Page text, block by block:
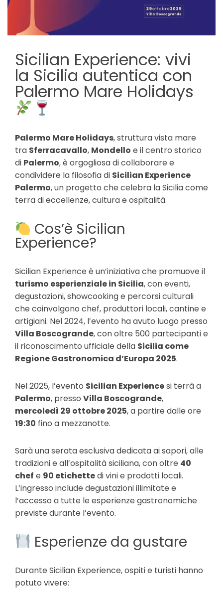
Sicilian Experience: vivi
la Sicilia autentica con
Palermo Mare Holidays
Palermo Mare Holidays, struttura vista mare
tra Sferracavallo, Mondello e il centro storico
di Palermo, è orgogliosa di collaborare e
condividere la filosofia di Sicilian Experience
Palermo, un progetto che celebra la Sicilia come
terra di eccellenze, cultura e ospitalità.
Cos’è Sicilian
Experience?
Sicilian Experience è un’iniziativa che promuove il
turismo esperienziale in Sicilia, con eventi,
degustazioni, showcooking e percorsi culturali
che coinvolgono chef, produttori locali, cantine e
artigiani. Nel 2024, l’evento ha avuto luogo presso
Villa Boscogrande, con oltre 500 partecipanti e
il riconoscimento ufficiale della Sicilia come
Regione Gastronomica d’Europa 2025.
Nel 2025, l’evento Sicilian Experiencesi terrà a
Palermo, presso Villa Boscogrande,
mercoledì 29 ottobre 2025, a partire dalle ore
19:30 fino a mezzanotte.
Sarà una serata esclusiva dedicata ai sapori, alle
tradizioni e all’ospitalità siciliana, con oltre 40
chef e 90 etichettedi vini e prodotti locali.
L’ingresso include degustazioni illimitate e
l’accesso a tutte le esperienze gastronomiche
previste durante l’evento.
Esperienze da gustare
Durante Sicilian Experience, ospiti e turisti hanno
potuto vivere: